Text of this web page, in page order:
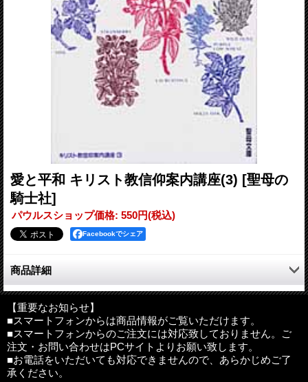
愛と平和 キリスト教信仰案内講座(3) [聖母の
騎士社]
パウルスショップ価格: 550円(税込)
Facebookでシェア
商品詳細
「キリストの平和」、「天地の創造主」、「世界創造の意味」、
「三位一体の神」、「結婚」、「親と子」などの15編。
旧約聖書の書かれたヘブライ語で、平和を表す言葉は「シャロー
ム」です。イスラエルの人々は、今でも、「シャローム」と言っ
て互いに挨拶を交わします。日本人の「こんにちは」の代わり
に、彼らは「神の与えてくださる平和があなたにありますよう
に」と願いを込めて「シャローム」と言うのです。（本文より）
【重要なお知らせ】
■スマートフォンからは商品情報がご覧いただけます。
■スマートフォンからのご注文には対応致しておりません。ご
注文・お問い合わせはPCサイトよりお願い致します。
■お電話をいただいても対応できませんので、あらかじめご了
承ください。